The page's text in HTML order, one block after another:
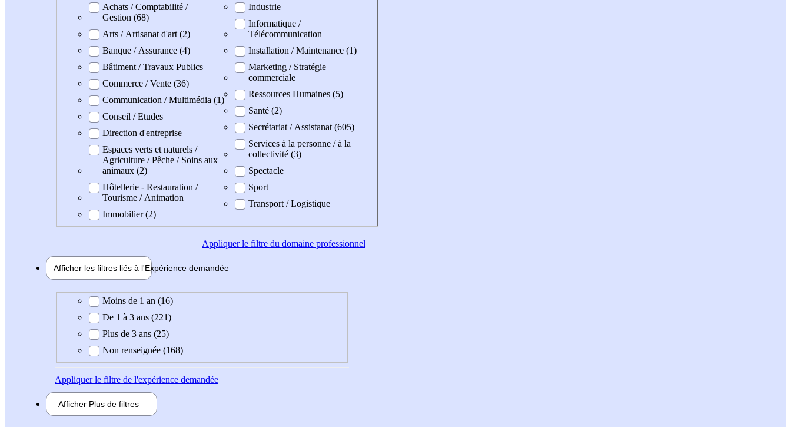
Domaine professionel
Achats / Comptabilité /
Gestion (68)
Arts / Artisanat d'art (2)
Banque / Assurance (4)
Bâtiment / Travaux Publics
Commerce / Vente (36)
Communication / Multimédia (1)
Conseil / Etudes
Direction d'entreprise
Espaces verts et naturels /
Agriculture / Pêche / Soins aux
animaux (2)
Hôtellerie - Restauration /
Tourisme / Animation
Immobilier (2)
Industrie
Informatique /
Télécommunication
Installation / Maintenance (1)
Marketing / Stratégie
commerciale
Ressources Humaines (5)
Santé (2)
Secrétariat / Assistanat (605)
Services à la personne / à la
collectivité (3)
Spectacle
Sport
Transport / Logistique
Appliquerle filtre du domaine professionnel
Afficher les filtres liés à l'Expérience demandée
Expérience demandée
Moins de 1 an (16)
De 1 à 3 ans (221)
Plus de 3 ans (25)
Non renseignée (168)
Appliquerle filtre de l'expérience demandée
Afficher Plus de filtres